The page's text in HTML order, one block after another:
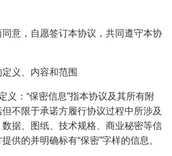
意，自愿签订本协议，共同遵守本协
义、内容和范围
义：“保密信息”指本协议及其所有附
不限于承诺方履行协议过程中所涉及
据、图纸、技术规格、商业秘密等信
供的并明确标有“保密”字样的信息。